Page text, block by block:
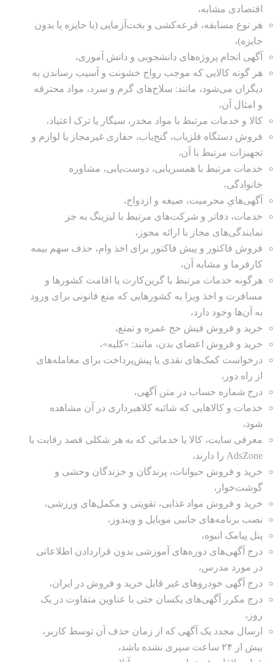
اقتصادی مشابه،
هر نوع مسابقه، قرعه‌کشی و بخت‌آزمایی (با جایزه یا بدون
جایزه)،
آگهی انجام پروژه‌های دانشجویی و دانش آموزی،
هر گونه کالایی که موجب رواج خشونت و آسیب رساندن به
دیگران می‌شود، مانند: سلاح‌های گرم و سرد، مواد محترقه
و امثال آن،
کالا و خدمات مرتبط با مواد مخدر، سیگار یا ترک اعتیاد،
فروش دستگاه فلزیاب، گنج‌یاب، حفاری غیرمجاز یا لوازم و
تجهیزات مرتبط با آن،
خدمات مرتبط با همسریابی، دوست‌یابی، مشاوره
خانوادگی،
آگهی‌هایِ محرمیت، صیغه و ازدواج،
خدمات، دفاتر و شرکت‌های مرتبط با لیزینگ به جز
نمایندگی‌های مجاز با ارائه مجوز،
فروش فاکتور و پیش فاکتور برای اخذ وام، حذف سهم بیمه
کارفرما و مشابه آن،
هرگونه خدمات مرتبط با گرین‌کارت یا اقامت کشورها و
مسافرت و اخذ ویزا به کشورهایی که منع قانونی برای ورود
به آن‌ها وجود دارد،
خرید و فروش فیش حج عمره و تمتع،
خرید و فروش اعضای بدن، مانند:‌ «کلیه»،
درخواست کمک‌های نقدی یا پیش‌پرداخت برای معامله‌های
از راه دور،
درج شماره حساب در متن آگهی،
خدمات و کالاهایی که شائبه کلاهبرداری در آن مشاهده
شود،
معرفی سایت‌، کالا یا خدماتی که به هر شکلی قصد رقابت با
AdsZone را دارند،
خرید و فروش حیوانات، پرندگان و خزندگان وحشی و
گوشت‌خوار،
خرید و فروش مواد غذایی، تقویتی و مکمل‌های ورزشی،
نصب برنامه‌های جانبی موبایل و ویندوز،
پنل پیامک انبوه،
درج آگهی‌های دوره‌های آموزشی بدون قراردادن اطلاعاتی
در مورد مدرس،
درج آگهی‌ خودروهای غیر قابل خرید و فروش در ایران،
درج مکرر آگهی‌‌های یکسان حتی با عناوین متفاوت در یک
روز،
ارسال مجدد یک آگهی‌‌ که از زمان حذف آن توسط کاربر،
بیش از ۲۴ ساعت سپری نشده باشد،